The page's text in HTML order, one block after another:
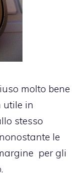
molto bene
utile in
stesso
le
per gli